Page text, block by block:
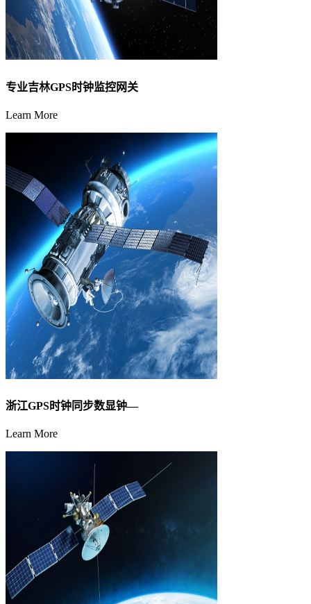
专业吉林GPS时钟监控网关
Learn More
浙江GPS时钟同步数显钟—
Learn More